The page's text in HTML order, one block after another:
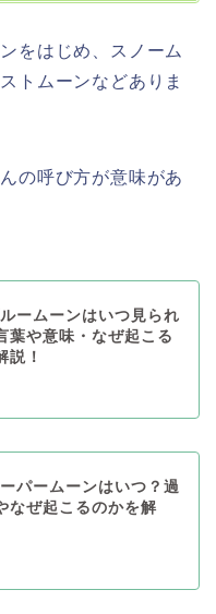
をはじめ、スノーム
トムーンなどありま
の呼び方が意味があ
ームーンはいつ見られ
葉や意味・なぜ起こる
説！
パームーンはいつ？過
なぜ起こるのかを解